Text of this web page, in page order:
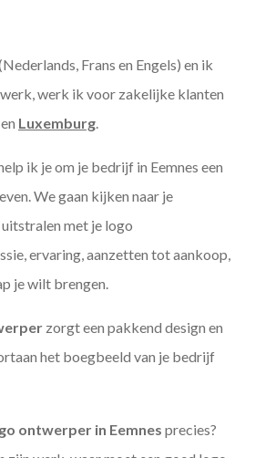
Frans en Engels) en ik
werk ik voor zakelijke klanten
en Luxemburg.
ik je om je bedrijf in Eemnes een
We gaan kijken naar je
met je logo
ervaring, aanzetten tot aankoop,
je wilt brengen.
zorgt een pakkend design en
het boegbeeld van je bedrijf
ontwerper in Eemnes precies?